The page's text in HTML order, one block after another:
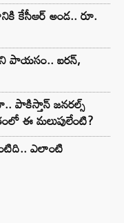
కేసీఆర్ అండ.. రూ.
పాయసం.. ఐరన్,
పాకిస్తాన్ జనరల్స్
ఈ మలుపులేంటి?
ఎలాంటి